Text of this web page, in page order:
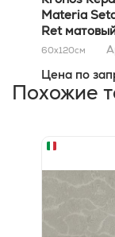
Materia
Ret
60x120см
Цена по
Похожие